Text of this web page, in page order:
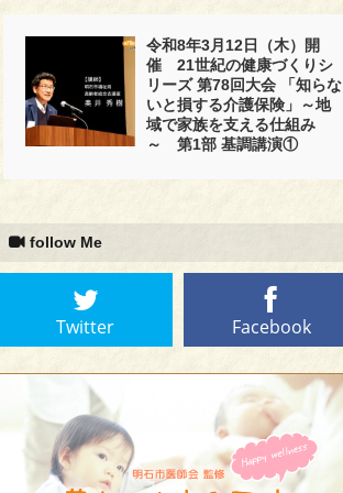
令和8年3月12日（木）開
催 21世紀の健康づくりシ
リーズ 第78回大会 「知らな
いと損する介護保険」～地
域で家族を支える仕組み
～ 第1部 基調講演①
follow Me
Twitter Facebook